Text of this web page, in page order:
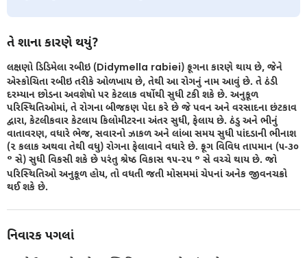
તે શાના કારણે થયું?
લક્ષણો ડિડિમેલા રબીઇ (Didymella rabiei) ફૂગના કારણે થાય છે, જેને
એસ્કોચિતા રબીઇ તરીકે ઓળખાય છે, તેથી આ રોગનું નામ આવું છે. તે ઠંડી
દરમ્યાન છોડના અવશેષો પર કેટલાક વર્ષોથી સુધી ટકી શકે છે. અનુકૂળ
પરિસ્થિતિઓમાં, તે રોગના બીજકણ પેદા કરે છે જે પવન અને વરસાદના છંટકાવ
દ્વારા, કેટલીકવાર કેટલાય કિલોમીટરના અંતર સુધી, ફેલાય છે. ઠંડુ અને ભીનું
વાતાવરણ, વધારે ભેજ, સવારનો ઝાકળ અને લાંબા સમય સુધી પાંદડાની ભીનાશ
(૨ કલાક અથવા તેથી વધુ) રોગના ફેલાવાને વધારે છે. ફૂગ વિવિધ તાપમાન (૫-૩૦
° સે) સુધી વિકસી શકે છે પરંતુ શ્રેષ્ઠ વિકાસ ૧૫-૨૫ ° સે વચ્ચે થાય છે. જો
પરિસ્થિતિઓ અનુકૂળ હોય, તો વધતી જતી મોસમમાં ચેપનાં અનેક જીવનચક્રો
થઈ શકે છે.
નિવારક પગલાં